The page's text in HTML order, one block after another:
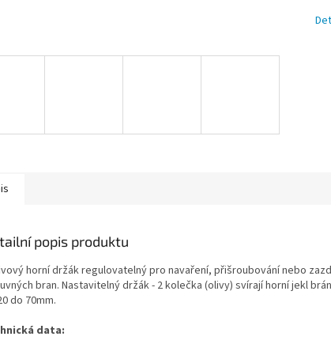
popis produktu
horní držák regulovatelný pro navaření, přišroubování nebo
bran. Nastavitelný držák - 2 kolečka (olivy) svírají horní jekl
do 70mm.
data: